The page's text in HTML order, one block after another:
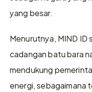
yang besar.
Menurutnya, MIND
cadangan batu bara
mendukung
energi, sebagaimana